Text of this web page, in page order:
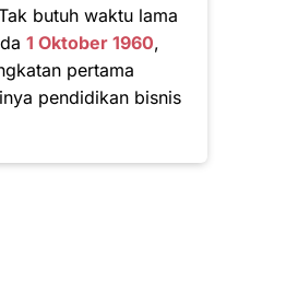
butuh waktu lama
1 Oktober 1960,
pertama
pendidikan bisnis